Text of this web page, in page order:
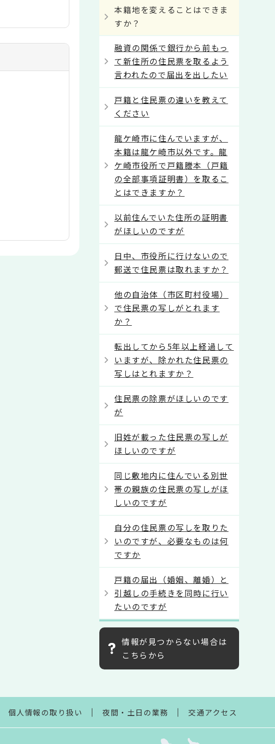
本籍地を変えることはできま
すか？
融資の関係で銀行から前もっ
て新住所の住民票を取るよう
言われたので届出を出したい
戸籍と住民票の違いを教えて
ください
龍ケ崎市に住んでいますが、
本籍は龍ケ崎市以外です。龍
ケ崎市役所で戸籍謄本（戸籍
の全部事項証明書）を取るこ
とはできますか？
以前住んでいた住所の証明書
がほしいのですが
日中、市役所に行けないので
郵送で住民票は取れますか？
他の自治体（市区町村役場）
で住民票の写しがとれます
か？
転出してから5年以上経過して
いますが、除かれた住民票の
写しはとれますか？
住民票の除票がほしいのです
が
旧姓が載った住民票の写しが
ほしいのですが
同じ敷地内に住んでいる別世
帯の親族の住民票の写しがほ
しいのですが
自分の住民票の写しを取りた
いのですが、必要なものは何
ですか
戸籍の届出（婚姻、離婚）と
引越しの手続きを同時に行い
たいのですが
情報が見つからない場合は
こちらから
個人情報の取り扱い 夜間・土日の業務 交通アクセス